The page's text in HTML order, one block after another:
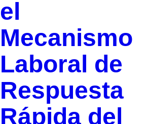
el
Mecanismo
Laboral de
Respuesta
Rápida del